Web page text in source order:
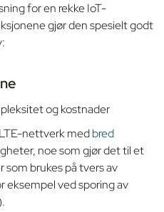
for en rekke IoT-
gjør den spesielt godt
og kostnader
nettverk medbred
noe som gjør det til et
brukes på tvers av
eksempel ved sporing av